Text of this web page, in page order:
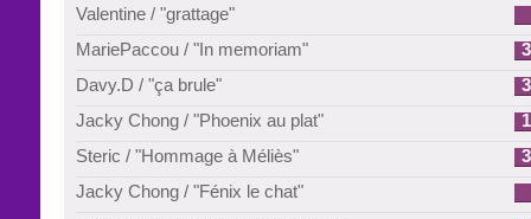
Valentine / "grattage"
MariePaccou / "In memoriam"
3
Davy.D / "ça brule"
3
Jacky Chong / "Phoenix au plat"
1
Steric / "Hommage à Méliès"
3
Jacky Chong / "Fénix le chat"